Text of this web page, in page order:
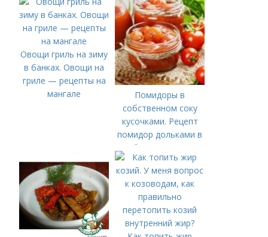
Овощи гриль на зиму
в банках. Овощи на
гриле — рецепты на
мангале
Помидоры в
собственном соку
кусочками. Рецепт
помидор дольками в
собственном соку